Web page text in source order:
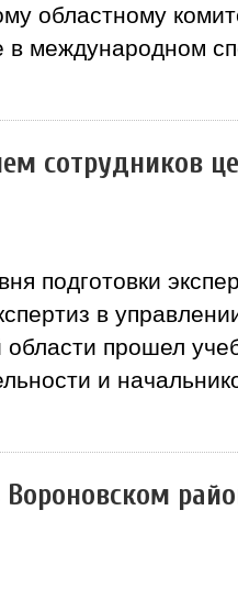
областному
в международном
сотрудников
подготовки
в
прошел
и